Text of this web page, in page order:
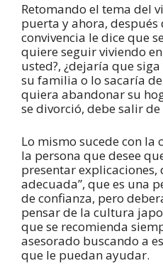
Retomando el tema del
puerta y ahora,
convivencia le dice que
quiere seguir viviendo
usted?, ¿dejaría que
su familia o lo sacaría
quiera abandonar su
se divorció, debe salir de
Lo mismo sucede con
la persona que desee
presentar
adecuada”, que es una
de confianza, pero
pensar de la cultura
que se recomienda
asesorado buscando a
que le puedan ayudar.